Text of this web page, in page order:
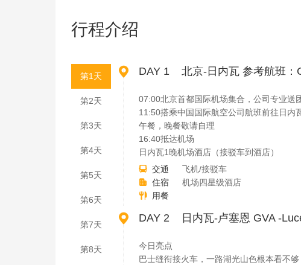
行程介绍
第1天
第2天
第3天
第4天
第5天
第6天
第7天
第8天
 DAY 1 北京-日内瓦 参考航班：
07:00北京首都国际机场集合，公司专业送
11:50搭乘中国国际航空公司航班前往日内
午餐，晚餐敬请自理
16:40抵达机场
日内瓦1晚机场酒店（接驳车到酒店）
 交通 飞机/接驳车
 住宿 机场四星级酒店
 用餐
 DAY 2 日内瓦-卢塞恩 GVA -
今日亮点
巴士缝衔接火车，一路湖光山色根本看不够